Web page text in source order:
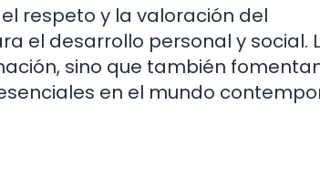
respeto y la valoración del
el desarrollo personal y social.
sino que también
en el mundo